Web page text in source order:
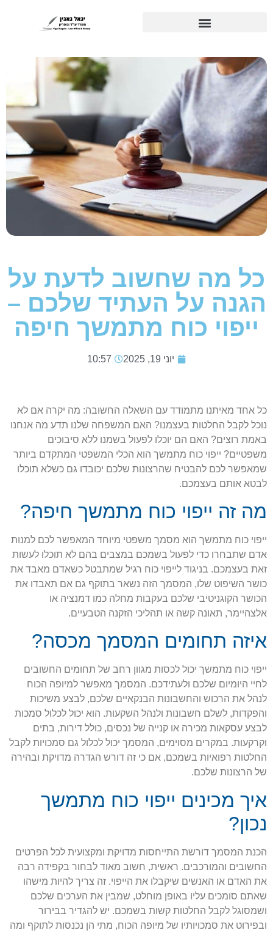
כל מה שחשוב לדעת על
הגנה על העתיד שלכם –
ייפוי כוח מתמשך חיפה
יוני 19, 2025 10:57
כל אחד מאיתנו מתמודד עם השאלה החשובה: מה יקרה אם לא
נוכל לקבל החלטות בעצמנו? האם המשפחה שלנו תדע מה אנחנו
באמת רוצים? האם הם יוכלו לפעול בשמנו ללא סיבוכים
משפטיים? ייפוי כוח מתמשך הוא הכלי המשפטי המתקדם ביותר
שמאפשר לכם להבטיח שהרצונות שלכם יכובדו גם כשלא תוכלו
לבטא אותם בעצמכם.
מה זה ייפוי כוח מתמשך חיפה?
ייפוי כוח מתמשך הוא מסמך משפטי מיוחד המאפשר לכם למנות
אדם שתבחרו כדי לפעול בשמכם במצבים בהם לא תוכלו לעשות
זאת בעצמכם. בניגוד לייפוי כוח רגיל שמתבטל כשאדם מאבד את
כושר השיפוט שלו, המסמך הזה נשאר בתוקף גם אם תאבדו את
הכושר הקוגניטיבי שלכם בעקבות מחלה כמו דמנציה או
אלצהיימר, תאונה קשה או תהליכי הזקנה הטבעיים.
איזה תחומים המסמך מכסה?
ייפוי כוח מתמשך יכול לכסות מגוון רחב של תחומים החשובים
לחיי היומיום שלכם ולעתידכם. המסמך מאפשר למיופה הכוח
לנהל את הרכוש והחשבונות הבנקאיים שלכם, לבצע משיכות
והפקדות, לשלם חשבונות ולנהל השקעות. הוא יכול לכלול סמכות
לבצע עסקאות מכירה או קנייה של נכסים, כולל דירות, בתים
וקרקעות. במקרים מסוימים, המסמך יכול לכלול גם סמכויות לקבל
החלטות רפואיות בשמכם, אם כי זה דורש הגדרה מדויקת ובהירה
של הרצונות שלכם.
איך מכינים ייפוי כוח מתמשך
נכון?
הכנת המסמך דורשת התייחסות מדויקת ומקצועית לכל הפרטים
החשובים והמורכבים. ראשית, חשוב מאוד לבחור בקפידה רבה
את האדם או האנשים שיקבלו את הייפוי. זה צריך להיות מישהו
שאתם סומכים עליו באופן מוחלט, שמבין את הערכים שלכם
ושמסוגל לקבל החלטות קשות בשמכם. יש להגדיר בבירור
ובפירוט את סמכויותיו של מיופה הכוח, מתי הן נכנסות לתוקף ומה